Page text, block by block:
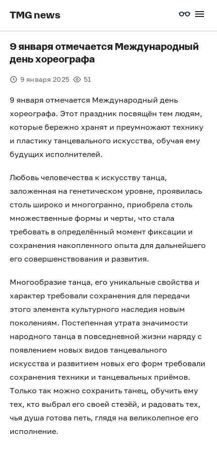
TMG news
9 января отмечается Международный
день хореографа
9 января 2025 51
9 января отмечается Международный день
хореографа. Этот праздник посвящён тем людям,
которые бережно хранят и преумножают технику
и пластику танцевального искусства, обучая ему
будущих исполнителей.
Любовь человечества к искусству танца,
заложенная на генетическом уровне, проявилась
столь широко и многогранно, приобрела столь
множественные формы и черты, что стала
требовать в определённый момент фиксации и
сохранения накопленного опыта для дальнейшего
его совершенствования и развития.
Многообразие танца, его уникальные свойства и
характер требовали сохранения для передачи
этого элемента культурного наследия новым
поколениям. Постепенная утрата значимости
народного танца в повседневной жизни наряду с
появлением новых видов танцевального
искусства и развитием новых его форм требовали
сохранения техники и танцевальных приёмов.
Только так можно сохранить танец, обучить ему
тех, кто выбрал его своей стезёй, и радовать тех,
чья душа готова петь, глядя на великолепное его
исполнение.